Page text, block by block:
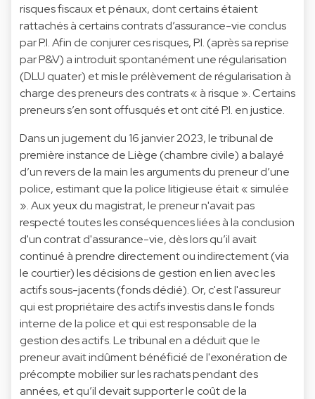
risques fiscaux et pénaux, dont certains étaient
rattachés à certains contrats d’assurance-vie conclus
par P.I. Afin de conjurer ces risques, P.I. (après sa reprise
par P&V) a introduit spontanément une régularisation
(DLU quater) et mis le prélèvement de régularisation à
charge des preneurs des contrats « à risque ». Certains
preneurs s’en sont offusqués et ont cité P.I. en justice.
Dans un jugement du 16 janvier 2023, le tribunal de
première instance de Liège (chambre civile) a balayé
d’un revers de la main les arguments du preneur d’une
police, estimant que la police litigieuse était « simulée
». Aux yeux du magistrat, le preneur n'avait pas
respecté toutes les conséquences liées à la conclusion
d'un contrat d'assurance-vie, dès lors qu’il avait
continué à prendre directement ou indirectement (via
le courtier) les décisions de gestion en lien avec les
actifs sous-jacents (fonds dédié). Or, c'est l'assureur
qui est propriétaire des actifs investis dans le fonds
interne de la police et qui est responsable de la
gestion des actifs. Le tribunal en a déduit que le
preneur avait indûment bénéficié de l'exonération de
précompte mobilier sur les rachats pendant des
années, et qu’il devait supporter le coût de la